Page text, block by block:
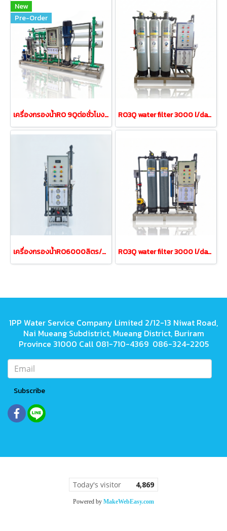
New
Pre-Order
เครื่องกรองน้ำRO 9Qต่อชั่วโมง 9000 ลิตร/วัน(ท่อน้้ำPPR) RO3Q water filter 3000 l/day capacity model RO3QFRP8-3MP
เครื่องกรองน้ำRO6000ลิตร/วัน 6Q/วันเฟรมสแตนเลส RO3Q water filter 3000 l/day capacity model RO3QFRP8-2MP
1PP Water Service Company Limited 2/12-13 Niwat Road,
Nai Mueang Subdistrict, Mueang District, Buriram
Province 31000 Call 081-710-4369 086-324-2205
Subscribe
Today's visitor 4,869
Powered by MakeWebEasy.com